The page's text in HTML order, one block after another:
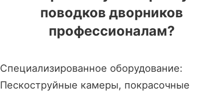
поводков дворников
профессионалам?
Специализированное оборудование:
Пескоструйные камеры, покрасочные